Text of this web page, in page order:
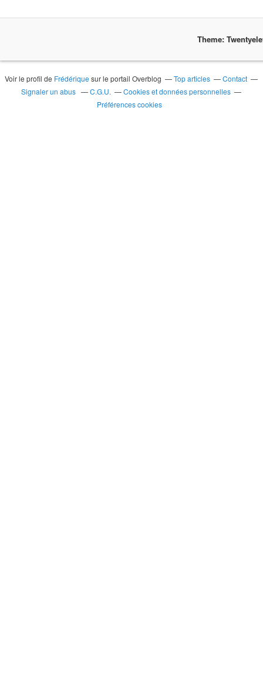
Theme:
Voir le profil de Frédérique sur le portail Overblog Top articles
Contact
Signaler un abus
C.G.U.
Cookies et données personnelles
Préférences cookies